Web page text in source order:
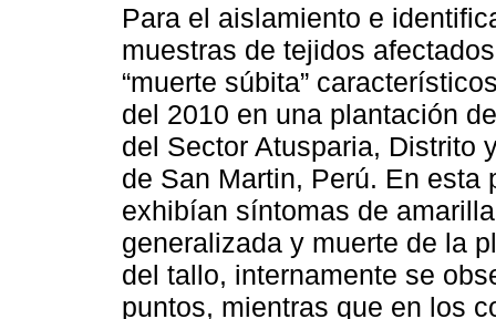
Para el aislamiento e
muestras de tejidos
“muerte súbita”
del 2010 en una plantación
del Sector Atusparia, Distrito
de San Martin, Perú. En
exhibían síntomas de
generalizada y muerte de la
del tallo, internamente se
puntos, mientras que en los